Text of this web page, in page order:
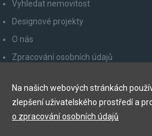
Vyhledat nemovitost
Designové projekty
O nás
Zpracování osobních údajů
Odhlášení z newsletteru
Na našich webových stránkách
zlepšení uživatelského prostředí a
o zpracování osobních údajů